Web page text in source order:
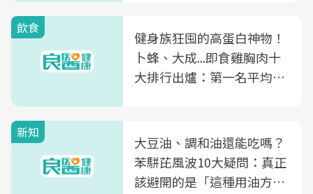
飲食
健身族狂囤的高蛋白神物！
卜蜂、大成...即食雞胸肉十
大排行出爐：第一名平均一
新知
大豆油、調和油還能吃嗎？
苯駢芘風波10大疑問：真正
該避開的是「這種用油方